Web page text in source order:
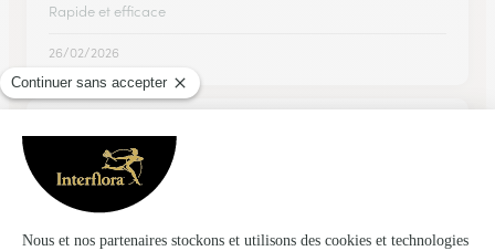
Rapide et efficace
26/02/2026
★ ★ ★ ★ ★
Super composition
Super livraison
30/12/2025